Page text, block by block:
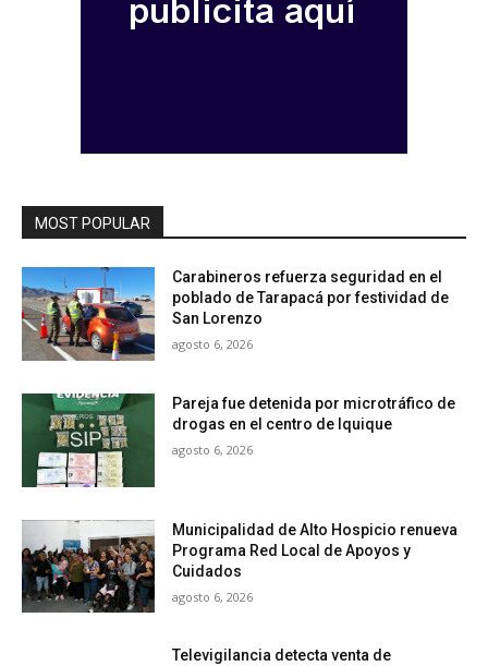
MOST POPULAR
Carabineros refuerza seguridad en el
poblado de Tarapacá por festividad de
San Lorenzo
agosto 6, 2026
Pareja fue detenida por microtráfico de
drogas en el centro de Iquique
agosto 6, 2026
Municipalidad de Alto Hospicio renueva
Programa Red Local de Apoyos y
Cuidados
agosto 6, 2026
Televigilancia detecta venta de